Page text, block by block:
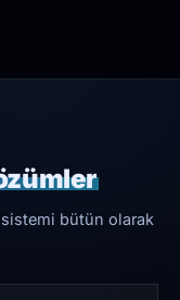
sistemi bütün olarak